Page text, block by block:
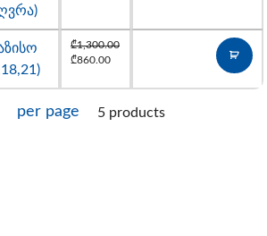
₾1,300.00
₾860.00
per page 5 products